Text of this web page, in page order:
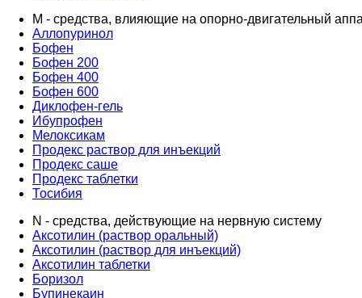
M - средства, влияющие на опорно-двигательный
Аллопуринол
Бофен
Бофен 200
Бофен 400
Бофен 600
Диклофен-гель
Ибупрофен
Мелоксикам
Продекс раствор для инъекций
Продекс саше
Продекс таблетки
Тосибия
N - средства, действующие на нервную систему
Аксотилин (раствор оральный)
Аксотилин (раствор для инъекций)
Аксотилин таблетки
Боризол
Бупинекаин